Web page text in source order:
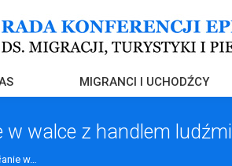
MIGRANCI I UCHODŹCY
w walce z handlem ludźmi
w…